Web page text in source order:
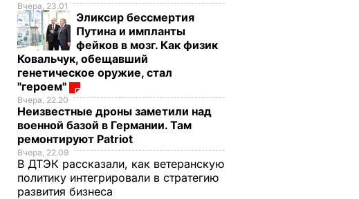
Вчера, 23.01
Эликсир бессмертия
Путина и импланты
фейков в мозг. Как физик
Ковальчук, обещавший
генетическое оружие, стал
"героем"
Вчера, 22.20
Неизвестные дроны заметили над
военной базой в Германии. Там
ремонтируют Patriot
Вчера, 22.09
В ДТЭК рассказали, как ветеранскую
политику интегрировали в стратегию
развития бизнеса